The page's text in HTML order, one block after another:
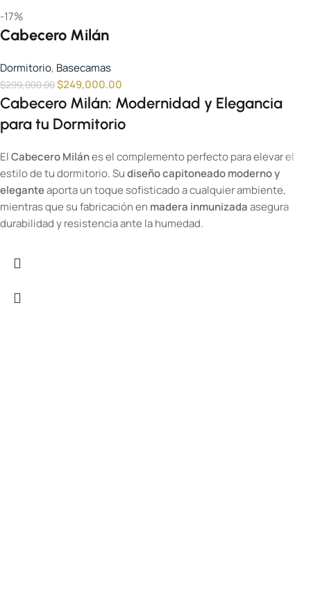
-17%
Cabecero Milán
Dormitorio, Basecamas
$299,000.00$249,000.00
Cabecero Milán: Modernidad y Elegancia
para tu Dormitorio
ElCabecero Milánes el complemento perfecto para elevar el
estilo de tu dormitorio. Sudiseño capitoneado moderno y
eleganteaporta un toque sofisticado a cualquier ambiente,
mientras que su fabricación en madera inmunizadaasegura
durabilidad y resistencia ante la humedad.